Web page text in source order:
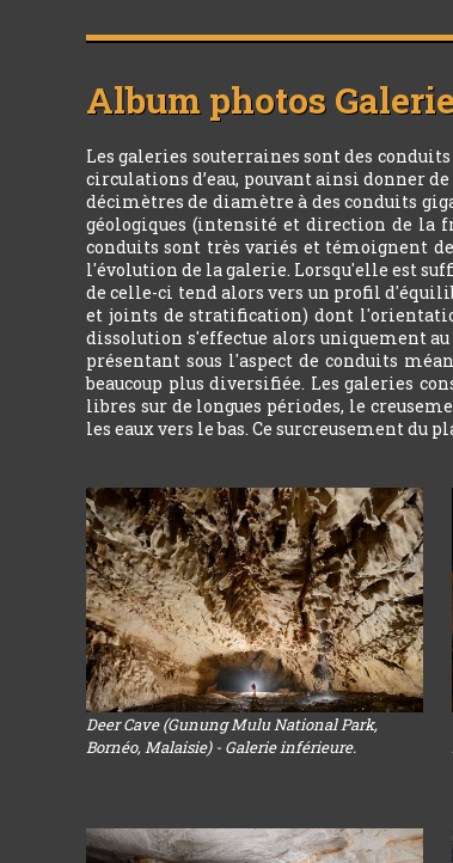
Album photos
Les galeries souterraines sont des
circulations d’eau, pouvant ainsi donner
décimètres de diamètre à des conduits
géologiques (intensité et direction de la
conduits sont très variés et témoignent
l'évolution de la galerie. Lorsqu'elle est
de celle-ci tend alors vers un profil
et joints de stratification) dont
dissolution s'effectue alors uniquement
présentant sous l'aspect de conduits
beaucoup plus diversifiée. Les galeries
libres sur de longues périodes, le
les eaux vers le bas. Ce surcreusement du
Deer Cave (Gunung Mulu National Park,
Bornéo, Malaisie) - Galerie inférieure.